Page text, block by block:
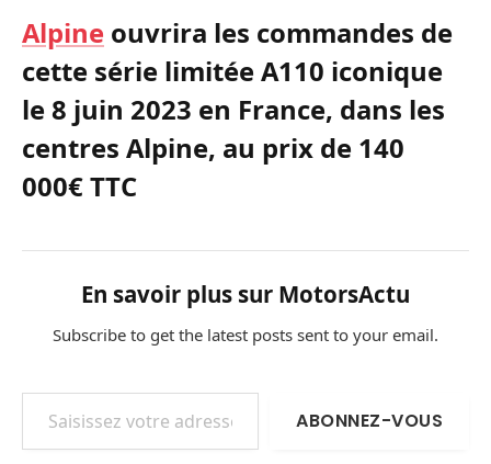
Alpine ouvrira les commandes de
cette série limitée A110 iconique
le 8 juin 2023 en France, dans les
centres Alpine, au prix de 140
000€ TTC
En savoir plus sur MotorsActu
Subscribe to get the latest posts sent to your email.
Saisissez votre adresse e-mail…
ABONNEZ-VOUS